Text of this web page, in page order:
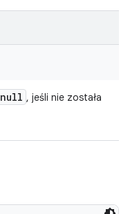
null , jeśli nie została